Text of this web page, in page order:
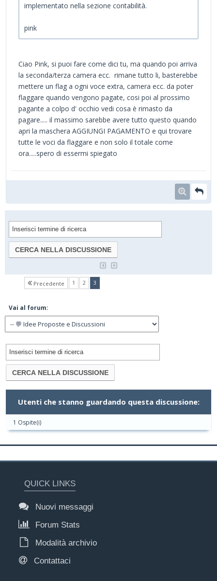
implementato nella sezione contabilità.
pink
Ciao Pink, si puoi fare come dici tu, ma quando poi arriva
la seconda/terza camera ecc. rimane tutto li, basterebbe
mettere un flag a ogni voce extra, camera ecc. da poter
flaggare quando vengono pagate, cosi poi al prossimo
pagante a colpo d' occhio vedi cosa è rimasto da
pagare..... il massimo sarebbe avere tutto questo quando
apri la maschera AGGIUNGI PAGAMENTO e qui trovare
tutte le voci da flaggare e non solo il totale come
ora.....spero di essermi spiegato
Precedente 1 2 3(current)
Vai al forum:
Utenti che stanno guardando questa discussione:
1 Ospite(i)
QUICK LINKS
Nuovi messaggi
Forum Stats
Modalità archivio
Contattaci